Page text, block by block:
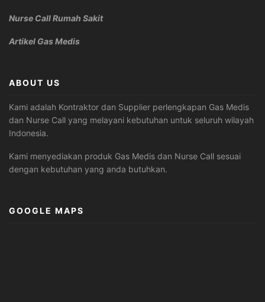
Nurse Call Rumah Sakit
Artikel Gas Medis
ABOUT US
Kami adalah Kontraktor dan Supplier perlengkapan Gas Medis
dan Nurse Call yang melayani kebutuhan untuk seluruh wilayah
Indonesia.
Kami menyediakan produk Gas Medis dan Nurse Call sesuai
dengan kebutuhan yang anda butuhkan.
GOOGLE MAPS